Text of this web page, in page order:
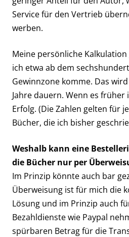
Service für den Vertrieb
werben.
Meine persönliche
ich etwa ab dem
Gewinnzone komme. Das
Jahre dauern. Wenn es
Erfolg. (Die Zahlen gelten für
Bücher, die ich bisher
Weshalb kann eine
die Bücher nur per
Im Prinzip könnte auch bar
Überweisung ist für mich die
Lösung und im Prinzip auch
Bezahldienste wie Paypal
spürbaren Betrag für die